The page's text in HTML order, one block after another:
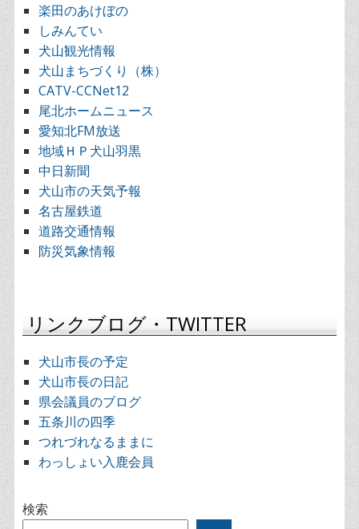
楽田のあけぼの
しみんてい
犬山観光情報
犬山まちづくり（株）
CATV-CCNet12
尾北ホームニュース
愛知北FM放送
地域ＨＰ犬山羽黒
中日新聞
犬山市の天気予報
名古屋鉄道
道路交通情報
防災気象情報
リンクブログ・TWITTER
犬山市長の予定
犬山市長の日記
県会議員のブログ
五条川の四季
つれづれなるままに
わっしょい入鹿会員
検索